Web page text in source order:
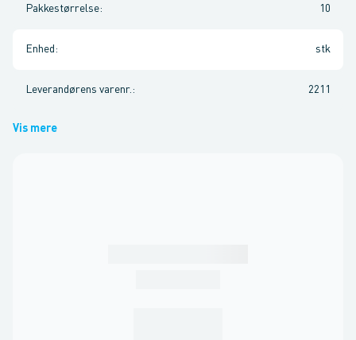
Pakkestørrelse: 10
Enhed : stk
Leverandørens varenr. : 2211
Vis mere